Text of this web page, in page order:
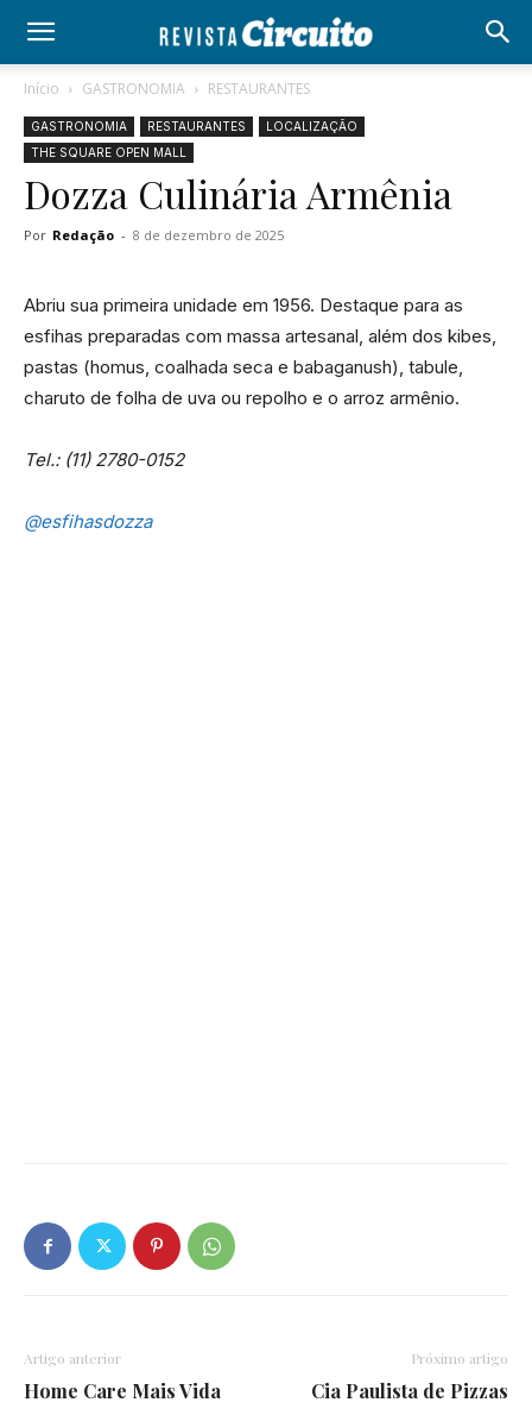
Início GASTRONOMIA RESTAURANTES
GASTRONOMIA RESTAURANTES
LOCALIZAÇÃO
THE SQUARE OPEN MALL
Dozza Culinária Armênia
Por Redação - 8 de dezembro de 2025
Abriu sua primeira unidade em 1956. Destaque para as
esfihas preparadas com massa artesanal, além dos kibes,
pastas (homus, coalhada seca e babaganush), tabule,
charuto de folha de uva ou repolho e o arroz armênio.
Tel.: (11) 2780-0152
@esfihasdozza
Artigo anterior
Home Care Mais Vida
Próximo artigo
Cia Paulista de Pizzas